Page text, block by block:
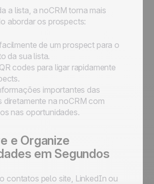
a lista, a noCRM torna mais
abordar os prospects:
de um prospect para o
da sua lista.
codes para ligar rapidamente
importantes das
diretamente na noCRM com
nas oportunidades.
e Organize
em Segundos
contatos pelo site, LinkedIn ou